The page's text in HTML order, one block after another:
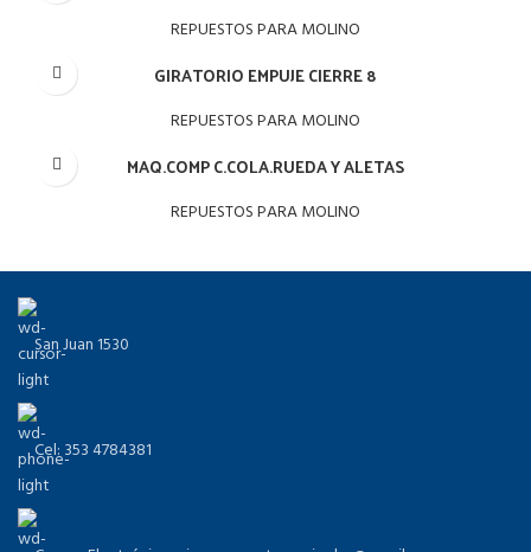
REPUESTOS PARA MOLINO
GIRATORIO EMPUJE CIERRE 8
REPUESTOS PARA MOLINO
MAQ.COMP C.COLA.RUEDA Y ALETAS
REPUESTOS PARA MOLINO
San Juan 1530
Cel: 353 4784381